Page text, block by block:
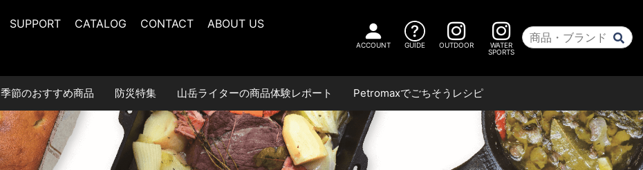
SUPPORT CATALOG CONTACT
ABOUT US
ACCOUNT GUIDE OUTDOOR
WATER
SPORTS
季節のおすすめ商品 防災特集 山岳ライターの商品体験レポート Petromaxでごちそうレシピ